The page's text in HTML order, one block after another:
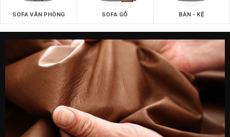
SOFA VĂN PHÒNG SOFA GỖ BÀN - KỆ